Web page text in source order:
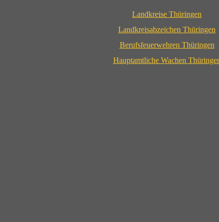
Landkreise Thüringen
Landkreisabzeichen Thüringen
Berufsfeuerwehren Thüringen
Hauptamtliche Wachen